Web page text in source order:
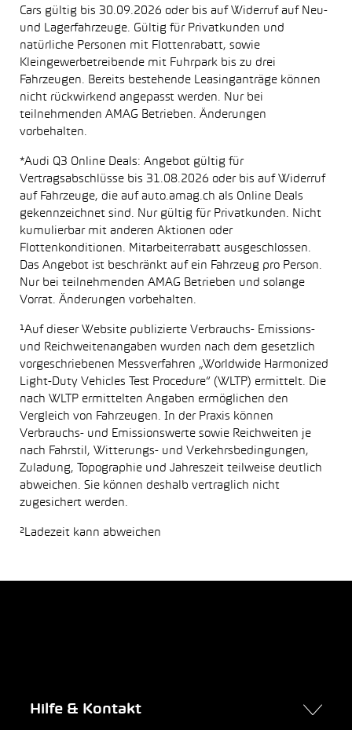
Cars gültig bis 30.09.2026 oder bis auf Widerruf auf Neu-
und Lagerfahrzeuge. Gültig für Privatkunden und
natürliche Personen mit Flottenrabatt, sowie
Kleingewerbetreibende mit Fuhrpark bis zu drei
Fahrzeugen. Bereits bestehende Leasinganträge können
nicht rückwirkend angepasst werden. Nur bei
teilnehmenden AMAG Betrieben. Änderungen
vorbehalten.
*Audi Q3 Online Deals: Angebot gültig für
Vertragsabschlüsse bis 31.08.2026 oder bis auf Widerruf
auf Fahrzeuge, die auf auto.amag.ch als Online Deals
gekennzeichnet sind. Nur gültig für Privatkunden. Nicht
kumulierbar mit anderen Aktionen oder
Flottenkonditionen. Mitarbeiterrabatt ausgeschlossen.
Das Angebot ist beschränkt auf ein Fahrzeug pro Person.
Nur bei teilnehmenden AMAG Betrieben und solange
Vorrat. Änderungen vorbehalten.
¹Auf dieser Website publizierte Verbrauchs- Emissions-
und Reichweitenangaben wurden nach dem gesetzlich
vorgeschriebenen Messverfahren „Worldwide Harmonized
Light-Duty Vehicles Test Procedure“ (WLTP) ermittelt. Die
nach WLTP ermittelten Angaben ermöglichen den
Vergleich von Fahrzeugen. In der Praxis können
Verbrauchs- und Emissionswerte sowie Reichweiten je
nach Fahrstil, Witterungs- und Verkehrsbedingungen,
Zuladung, Topographie und Jahreszeit teilweise deutlich
abweichen. Sie können deshalb vertraglich nicht
zugesichert werden.
²Ladezeit kann abweichen
Hilfe & Kontakt